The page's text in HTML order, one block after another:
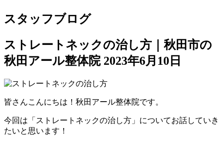
スタッフブログ
ストレートネックの治し方｜秋田市の
秋田アール整体院 2023年6月10日
皆さんこんにちは！秋田アール整体院です。
今回は「ストレートネックの治し方」についてお話していき
たいと思います！